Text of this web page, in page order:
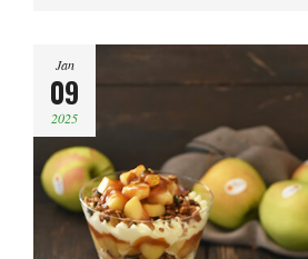
Jan
09
2025